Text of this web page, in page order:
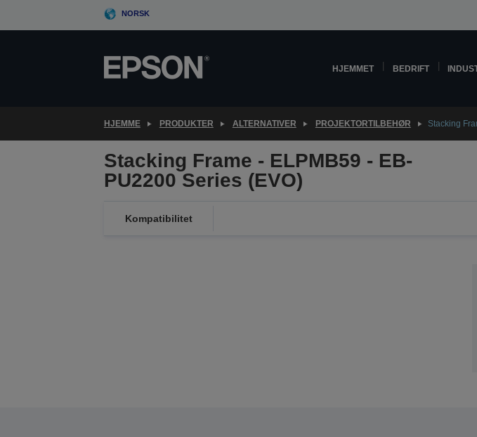
NORSK
HJEMMET BEDRIFT
HJEMME PRODUKTER ALTERNATIVER PROJEKTORTILBEHØR Stacking
Stacking Frame - ELPMB59 - EB-
PU2200 Series (EVO)
Kompatibilitet